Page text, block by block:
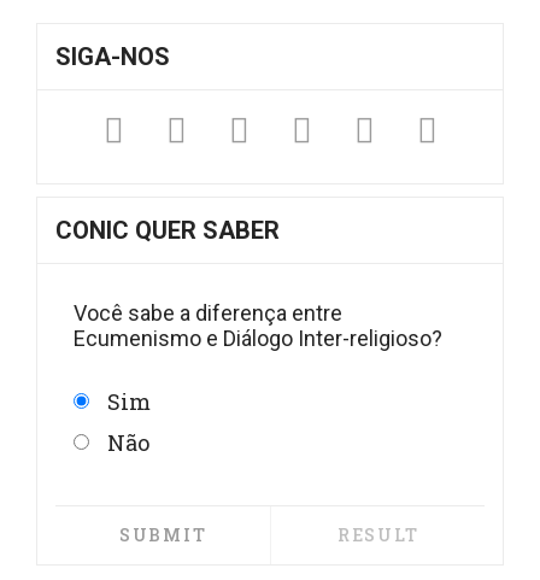
SIGA-NOS
FacebookTwitterInstagram
YouTube
Fickr
CONIC QUER SABER
Você sabe a diferença entre
Ecumenismo e Diálogo Inter-religioso?
Sim
Não